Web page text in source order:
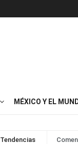
MÉXICO Y EL
Tendencias